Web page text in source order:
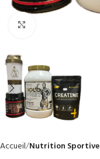
Accueil Nutrition Sportive